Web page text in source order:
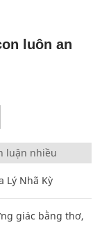
luôn an
luận nhiều
Lý Nhã Kỳ
giác bằng thơ,